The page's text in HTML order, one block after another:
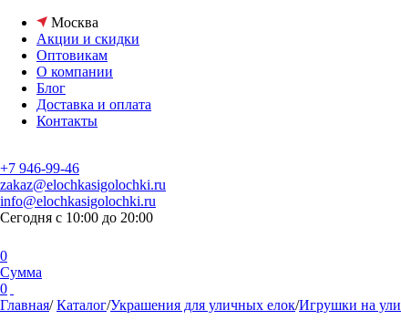
Москва
Акции и скидки
Оптовикам
О компании
Блог
Доставка и оплата
Контакты
+7 946-99-46
zakaz@elochkasigolochki.ru
info@elochkasigolochki.ru
Сегодня с 10:00 до 20:00
0
Сумма
0
Главная/ Каталог/Украшения для уличных елок/Игрушки на